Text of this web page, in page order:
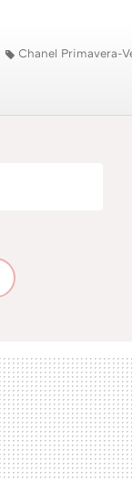
Chanel Primavera-